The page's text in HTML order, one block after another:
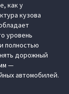
как у
кузова
уровень
полностью
дорожный
—
автомобилей.